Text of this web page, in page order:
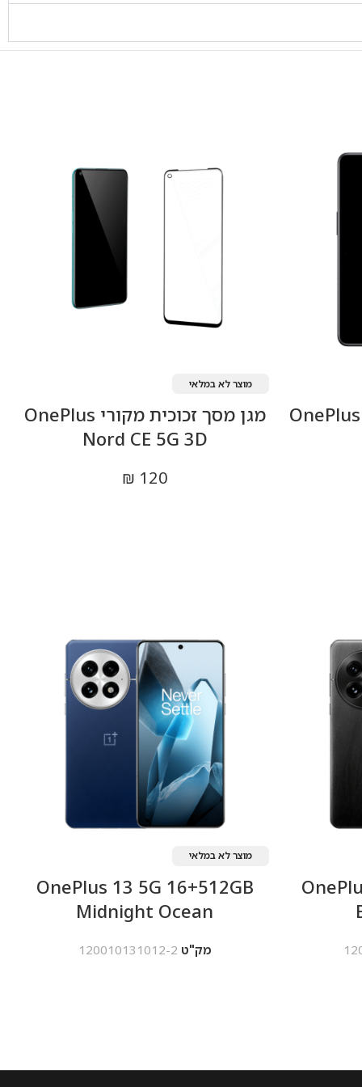
מגן מסך זכוכית מקורי OnePlus
מוצר לא במלאי
מגן מסך זכוכית מקורי OnePlus
Nord CE 5G 3D
₪ 120
מוצר לא במלאי
OnePlus 13 5G 16+512GB
Midnight Ocean
מק"ט 120010131012-2